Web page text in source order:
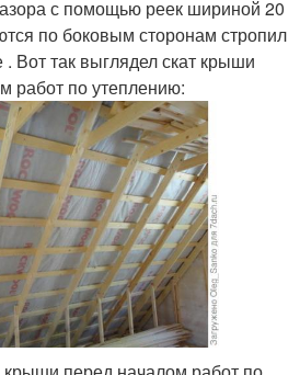
с помощью реек шириной 20
по боковым сторонам стропил
Вот так выглядел скат крыши
работ по утеплению: